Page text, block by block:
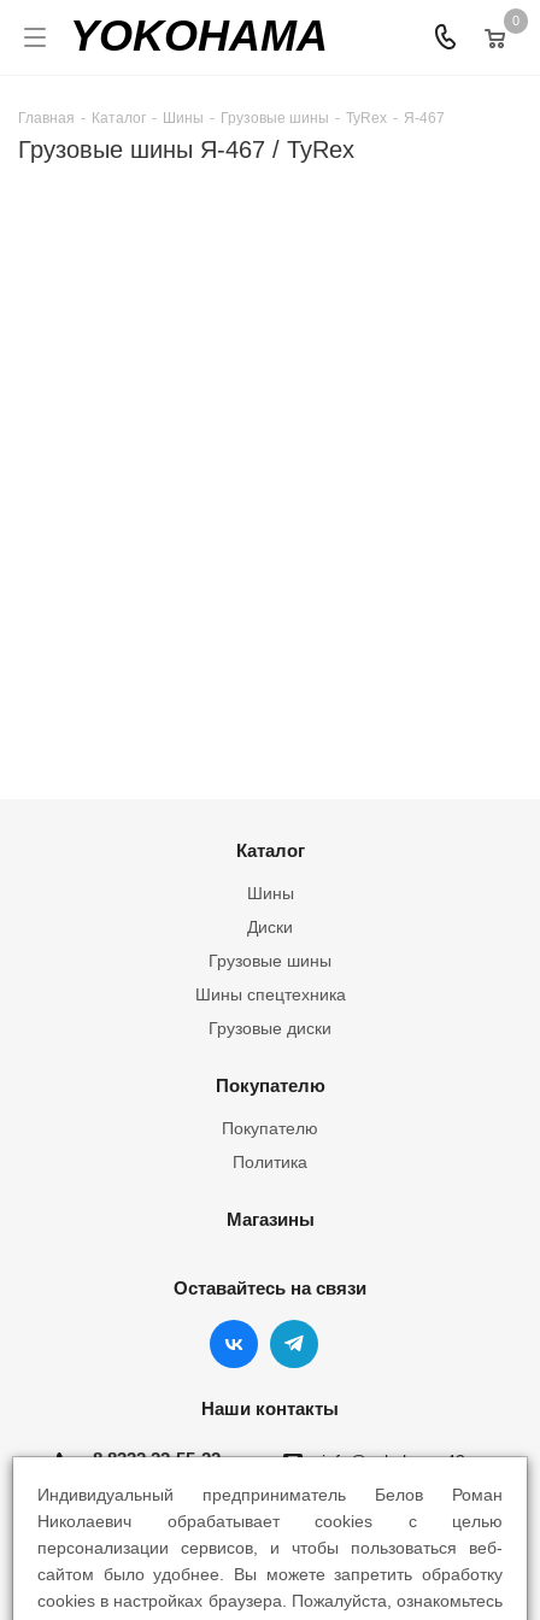
YOKOHAMA 0
Главная - Каталог - Шины - Грузовые шины - TyRex - Я-467
Грузовые шины Я-467 / TyRex
Каталог
Шины
Грузовые шины
Шины спецтехника
Диски
Грузовые диски
Покупателю
Покупателю
Политика
Магазины
Оставайтесь на связи
Наши контакты
8 8332 22-55-22 info@yokohama43.ru
Киров, ул. Ломоносова 5Б
Киров, ул. Профсоюзная 7А
Индивидуальный предприниматель Белов Роман
Николаевич обрабатывает cookies с целью
персонализации сервисов, и чтобы пользоваться веб-
сайтом было удобнее. Вы можете запретить обработку
cookies в настройках браузера. Пожалуйста, ознакомьтесь